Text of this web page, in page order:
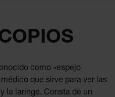
como «espejo
que sirve para ver las
la laringe. Consta de un